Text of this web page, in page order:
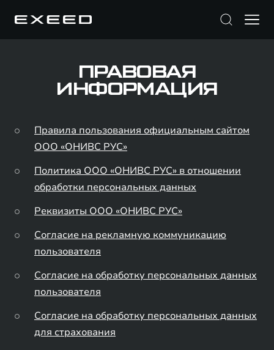
ПРАВОВАЯ
ИНФОРМАЦИЯ
Правила пользования официальным сайтом
ООО «ОНИВС РУС»
Политика ООО «ОНИВС РУС» в отношении
обработки персональных данных
Реквизиты ООО «ОНИВС РУС»
Согласие на рекламную коммуникацию
пользователя
Согласие на обработку персональных данных
пользователя
Согласие на обработку персональных данных
для страхования